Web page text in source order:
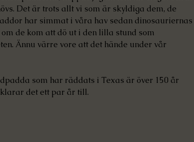
Det är trots allt vi som är skyldiga dem, de
har simmat i våra hav sedan dinosauriernas
de kom att dö ut i den lilla stund som
Ännu värre vore att det hände under vår
som har räddats i Texas är över 150 år
det ett par år till.